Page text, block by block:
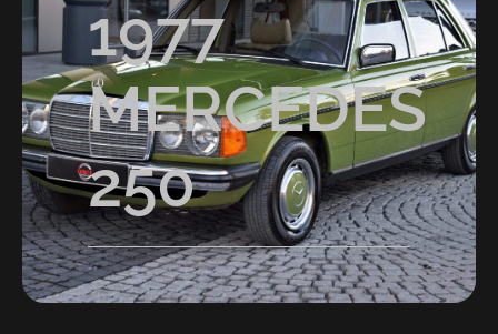
1977
MERCEDES
250